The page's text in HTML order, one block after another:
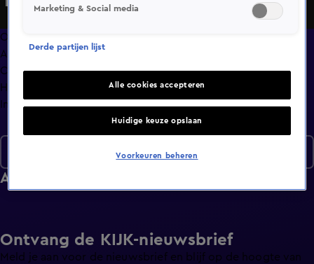
Overzicht
Afleveringen
Clips
Hoe is het nu met?
Info
Afleveringen
Ontvang de KIJK-nieuwsbrief
Meld je aan voor de nieuwsbrief en blijf op de hoogte van
Marketing & Social media
Derde partijen lijst
Alle cookies accepteren
Huidige keuze opslaan
Voorkeuren beheren